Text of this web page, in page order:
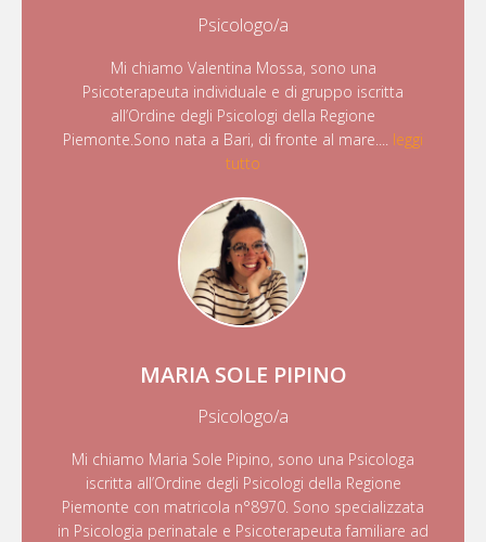
Psicologo/a
Mi chiamo Valentina Mossa, sono una
Psicoterapeuta individuale e di gruppo iscritta
all’Ordine degli Psicologi della Regione
Piemonte.Sono nata a Bari, di fronte al mare.... leggi
tutto
MARIA SOLE PIPINO
Psicologo/a
Mi chiamo Maria Sole Pipino, sono una Psicologa
iscritta all’Ordine degli Psicologi della Regione
Piemonte con matricola n°8970. Sono specializzata
in Psicologia perinatale e Psicoterapeuta familiare ad